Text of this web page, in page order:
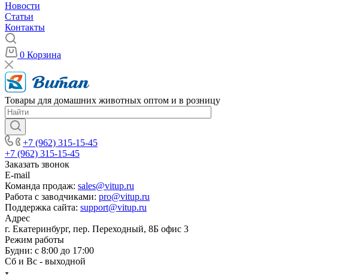
Новости
Статьи
Контакты
0 Корзина
Товары для домашних животных оптом и в розницу
+7 (962) 315-15-45
+7 (962) 315-15-45
Заказать звонок
E-mail
Команда продаж: sales@vitup.ru
Работа с заводчиками: pro@vitup.ru
Поддержка сайта: support@vitup.ru
Адрес
г. Екатеринбург, пер. Переходный, 8Б офис 3
Режим работы
Будни: с 8:00 до 17:00
Сб и Вс - выходной